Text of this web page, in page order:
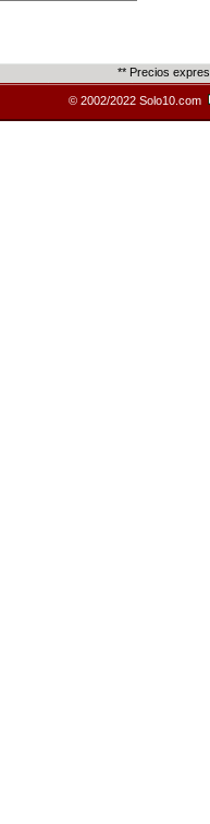
** Precios
© 2002/2022 Solo10.com